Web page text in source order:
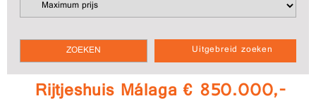
Uitgebreid zoeken
Rijtjeshuis Málaga € 850.000,-